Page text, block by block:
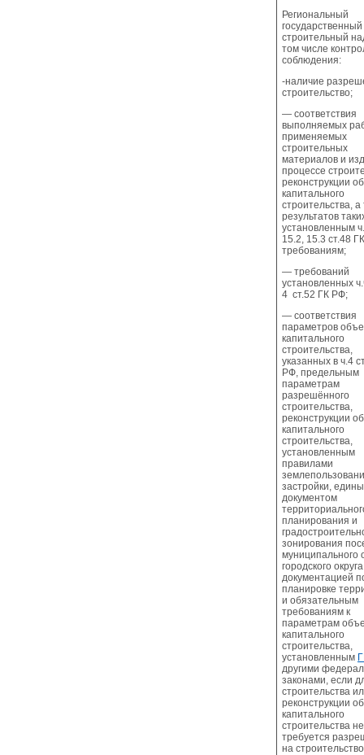
Региональный
государственный
строительный
том числе
соблюдения:
-наличие
строительство;
— соответствия
выполняемых
применяемых
строительных
материалов и
процессе
реконструкции
капитального
строительства, а
результатов
установленным
15.2, 15.3 ст.48
требованиям;
— требований
установленных
4 ст.52 ГК РФ;
— соответствия
параметров
капитального
строительства,
указанных в ч.4
РФ, предельным
параметрам
разрешённого
строительства,
реконструкции
капитального
строительства,
установленным
правилами
застройки,
документом
планирования и
зонирования
муниципального
городского
документацией
планировке
и обязательным
требованиям к
параметрам
капитального
строительства,
установленным
другими
законами, если
строительства
реконструкции
капитального
строительства не
требуется
на